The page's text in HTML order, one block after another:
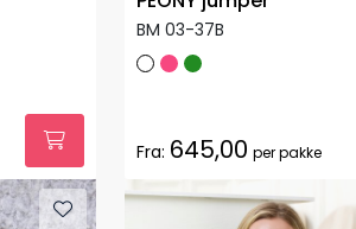
BM 03-37B
Fra: 645,00 per pakke